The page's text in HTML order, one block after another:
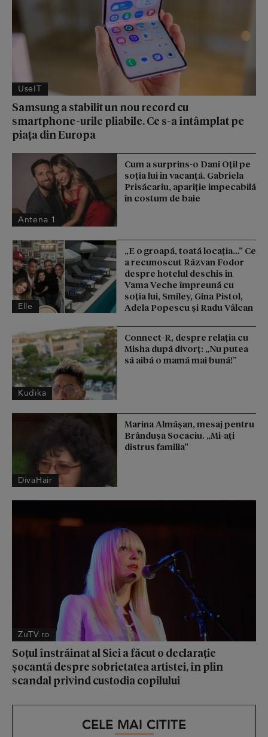
UseIT
Samsung a stabilit un nou record cu
smartphone-urile pliabile. Ce s-a întâmplat pe
piața din Europa
Antena 1
Cum a surprins-o Dani Oțil pe
soția lui în vacanță. Gabriela
Prisăcariu, apariție impecabilă
în costum de baie
Elle
„E o groapă, toată locația…” Ce
a recunoscut Răzvan Fodor
despre hotelul deschis în
Vama Veche împreună cu
soția lui, Smiley, Gina Pistol,
Adela Popescu și Radu Vâlcan
Kudika
Connect-R, despre relația cu
Misha după divorț: „Nu putea
să aibă o mamă mai bună!”
DivaHair
Marina Almășan, mesaj pentru
Brândușa Socaciu. „Mi-ați
distrus familia”
ZuTV.ro
Soțul înstrăinat al Siei a făcut o declarație
șocantă despre sobrietatea artistei, în plin
scandal privind custodia copilului
CELE MAI CITITE